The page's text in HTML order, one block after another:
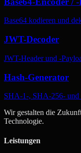
Base64 kodieren und
JWT-Decoder
JWT-Header und -
Hash-Generator
SHA-1-, SHA-256- und
Wir gestalten die
Technologie.
Leistungen